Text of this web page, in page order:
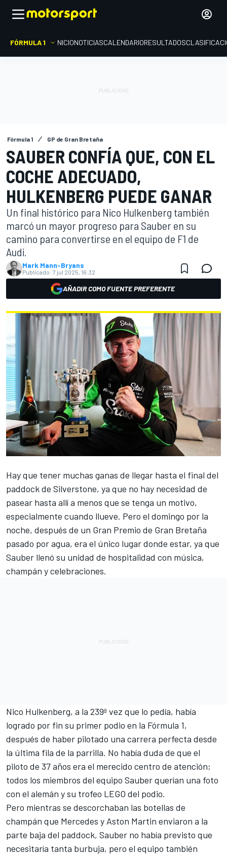
FÓRMULA 1 INICIONOTICIASCALENDARIORESULTADOS
Fórmula 1 GP de Gran Bretaña
SAUBER CONFÍA QUE, CON EL
COCHE ADECUADO,
HULKENBERG PUEDE GANAR
Un final histórico para Nico Hulkenberg también
marcó un mayor progreso para Sauber en su
camino para convertirse en el equipo de F1 de
Audi.
Mark Mann-Bryans
Publicado: 7 jul 2025, 16:32
AÑADIR COMO FUENTE PREFERENTE
Hay que tener muchas ganas de llegar hasta el final del
paddock de Silverstone, ya que no hay necesidad de
pasear hasta allí a menos que se tenga un motivo,
especialmente cuando llueve. Pero el domingo por la
noche, después de un Gran Premio de Gran Bretaña
pasado por agua, era el único lugar donde estar, ya que
Sauber llenó su unidad de hospitalidad con música,
champán y celebraciones.
Nico Hulkenberg, a la 239ª vez que lo pedía, había
logrado por fin su primer podio en la Fórmula 1,
después de haber pilotado una carrera perfecta desde
la última fila de la parrilla. No había duda de que el
piloto de 37 años era el merecido centro de atención;
todos los miembros del equipo Sauber querían una foto
con el alemán y su trofeo LEGO del podio.
Pero mientras se descorchaban las botellas de
champán que Mercedes y Aston Martin enviaron a la
parte baja del paddock, Sauber no había previsto que
necesitaría tanta burbuja, pero el equipo también